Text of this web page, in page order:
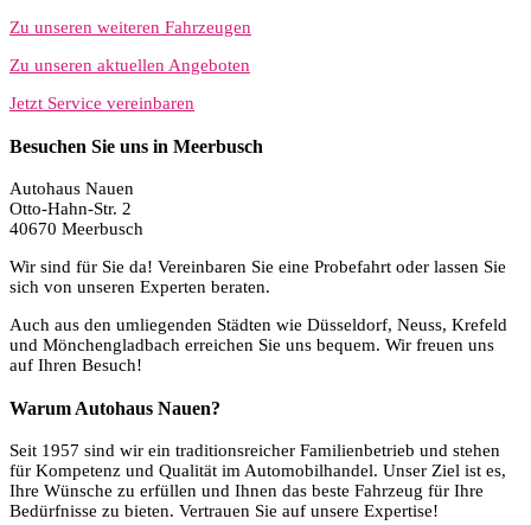
Zu unseren weiteren Fahrzeugen
Zu unseren aktuellen Angeboten
Jetzt Service vereinbaren
Besuchen Sie uns in Meerbusch
Autohaus Nauen
Otto-Hahn-Str. 2
40670 Meerbusch
Wir sind für Sie da! Vereinbaren Sie eine Probefahrt oder lassen Sie
sich von unseren Experten beraten.
Auch aus den umliegenden Städten wie Düsseldorf, Neuss, Krefeld
und Mönchengladbach erreichen Sie uns bequem. Wir freuen uns
auf Ihren Besuch!
Warum Autohaus Nauen?
Seit 1957 sind wir ein traditionsreicher Familienbetrieb und stehen
für Kompetenz und Qualität im Automobilhandel. Unser Ziel ist es,
Ihre Wünsche zu erfüllen und Ihnen das beste Fahrzeug für Ihre
Bedürfnisse zu bieten. Vertrauen Sie auf unsere Expertise!